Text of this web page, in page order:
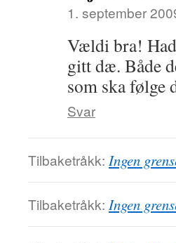
1. september
Vældi bra!
gitt dæ. Både
som ska følge
Svar
Tilbaketråkk: Ingen
Tilbaketråkk: Ingen